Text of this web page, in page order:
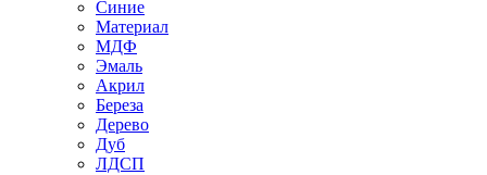
Синие
Материал
МДФ
Эмаль
Акрил
Береза
Дерево
Дуб
ЛДСП